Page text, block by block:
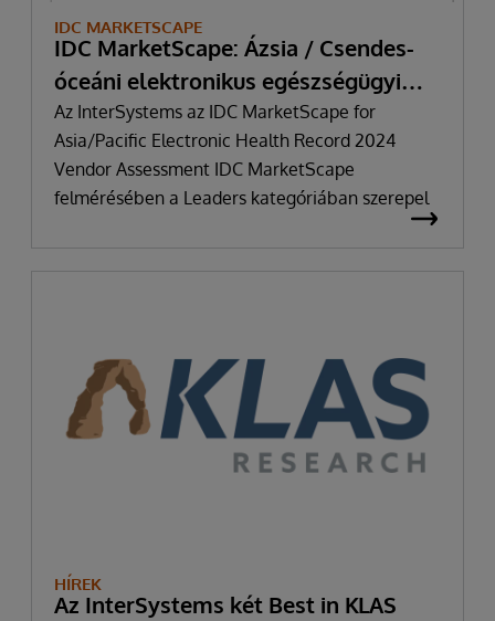
IDC MARKETSCAPE
IDC MarketScape: Ázsia / Csendes-
óceáni elektronikus egészségügyi
nyilvántartás 2024 Vendor
Assessment
Az InterSystems az IDC MarketScape for
Asia/Pacific Electronic Health Record 2024
Vendor Assessment IDC MarketScape
felmérésében a Leaders kategóriában szerepel
HÍREK
Az InterSystems két Best in KLAS